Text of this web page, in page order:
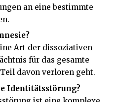
an eine bestimmte
Art der dissoziativen
für das gesamte
davon verloren geht.
Identitätsstörung?